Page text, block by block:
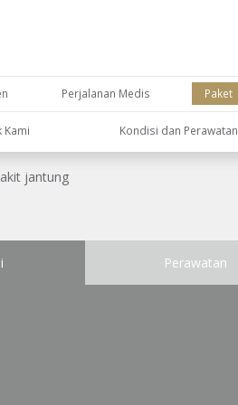
Perjalanan Medis Paket
Kami Kondisi dan Perawatan
jantung
Perawatan